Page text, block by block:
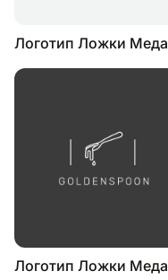
Логотип Ложки Меда
Логотип Ложки Меда